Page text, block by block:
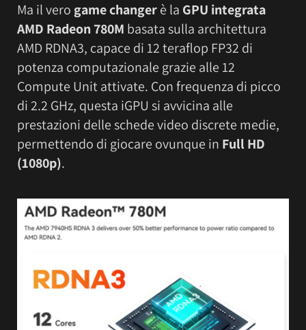
Ma il vero game changerè la GPU integrata
AMD Radeon 780M basata sulla architettura
AMD RDNA3, capace di 12 teraflop FP32 di
potenza computazionale grazie alle 12
Compute Unit attivate. Con frequenza di picco
di 2.2 GHz, questa iGPU si avvicina alle
prestazioni delle schede video discrete medie,
permettendo di giocare ovunque in Full HD
(1080p).